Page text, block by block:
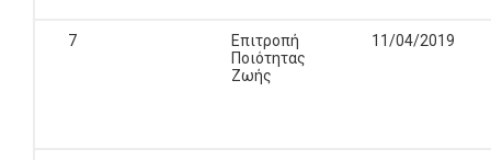
7
Επιτροπή
Ποιότητας
Ζωής
11/04/2019